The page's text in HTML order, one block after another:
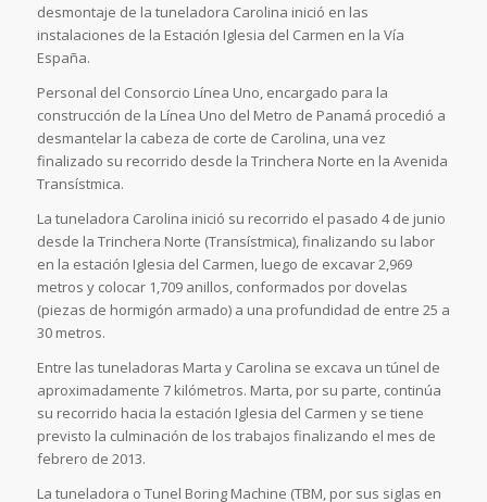
desmontaje de la tuneladora Carolina inició en las
instalaciones de la Estación Iglesia del Carmen en la Vía
España.
Personal del Consorcio Línea Uno, encargado para la
construcción de la Línea Uno del Metro de Panamá procedió a
desmantelar la cabeza de corte de Carolina, una vez
finalizado su recorrido desde la Trinchera Norte en la Avenida
Transístmica.
La tuneladora Carolina inició su recorrido el pasado 4 de junio
desde la Trinchera Norte (Transístmica), finalizando su labor
en la estación Iglesia del Carmen, luego de excavar 2,969
metros y colocar 1,709 anillos, conformados por dovelas
(piezas de hormigón armado) a una profundidad de entre 25 a
30 metros.
Entre las tuneladoras Marta y Carolina se excava un túnel de
aproximadamente 7 kilómetros. Marta, por su parte, continúa
su recorrido hacia la estación Iglesia del Carmen y se tiene
previsto la culminación de los trabajos finalizando el mes de
febrero de 2013.
La tuneladora o Tunel Boring Machine (TBM, por sus siglas en